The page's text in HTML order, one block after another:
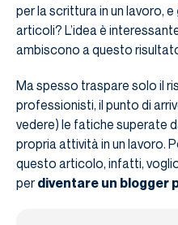
per la scrittura in un lavoro, e
articoli? L’idea è
ambiscono a questo
Ma spesso traspare solo il
professionisti, il punto di
vedere) le fatiche superate
propria attività in un lavoro.
questo articolo, infatti,
perdiventare un blogger